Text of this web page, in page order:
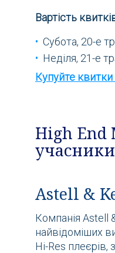
Вартість
Субота, 20-е
Неділя, 21-е
Купуйте квитки
High End
Astell &
Компанія Astell
найвідоміших
Hi-Res плеєрів,